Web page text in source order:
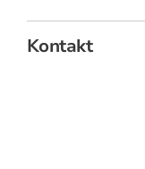
Kontakt